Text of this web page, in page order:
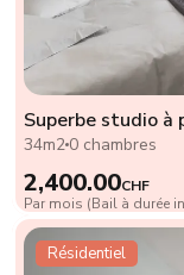
Superbe studio
34m2 0 chambres
2,400.00CHF
Par mois (Bail à durée
Résidentiel